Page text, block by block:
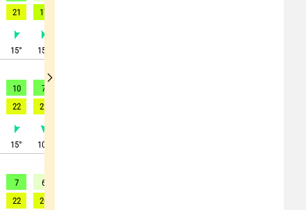
21 17
15° 15
10 7
22 22
15° 10
7 6
22 20